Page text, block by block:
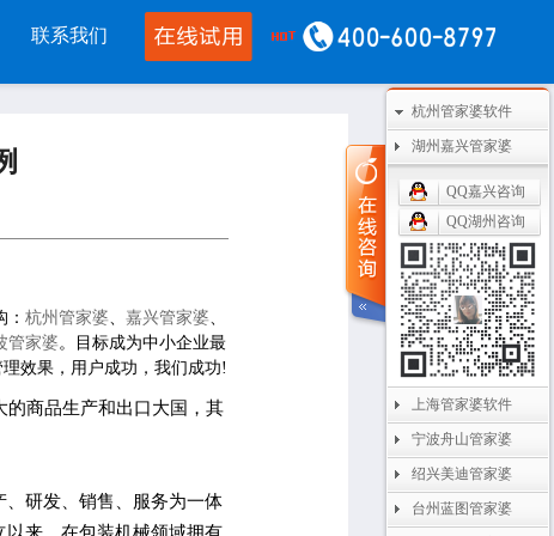
婆物联通手机
通果易
数据通
婆掌上工厂
管家婆天通眼
任我行指掌天下
其他产品
管家婆开票通
美迪设备数采
管家婆二次开发
管家婆支付通
管家婆云平台
美迪MES系统
管家婆服务通
联系我们
杭州管家婆、 嘉兴管家婆、
管家婆。
目标成为中小企业最
效果，用户成功，我们成功!
的商品生产和出口大国，其
研发、销售、服务为一体
来，在包装机械领域拥有
杭州管家婆软件
湖州嘉兴管家婆
QQ嘉兴咨询
QQ湖州咨询
上海管家婆软件
宁波舟山管家婆
绍兴美迪管家婆
台州蓝图管家婆